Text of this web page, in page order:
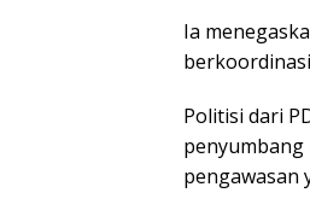
Ia
Politisi dari
pengawasan